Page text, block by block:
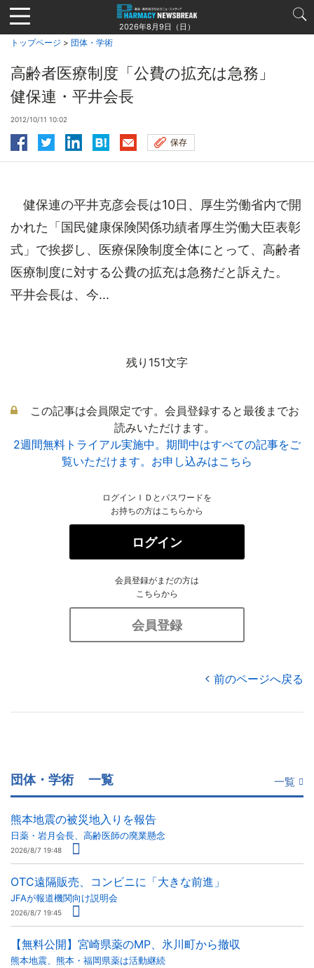
Jump
to
navigation
2026年8月9日（日）
トップページ > 団体・学術
高齢者医療制度「公費の拡充は急務」
健保連・平井会長
2012/10/11 10:02
保存
健保連の平井克彦会長は10日、厚生労働省内で開
かれた「国民健康保険関係功績者厚生労働大臣表彰
式」で挨拶し、医療保険制度全体にとって、高齢者
医療制度に対する公費の拡充は急務だと訴えた。
平井会長は、今...
残り151文字
この記事は会員限定です。会員登録すると最後までお
読みいただけます。
2週間無料トライアル実施中。期間中はすべての記事をご
覧いただけます。お申し込みはこちら
ログインＩＤとパスワードを
お持ちの方はこちらから
ログイン
会員登録がまだの方は
こちらから
会員登録
前のページへ戻る
団体・学術 一覧 一覧
熊本地震の被災地入りを報告
日薬・岩月会長、高齢医師の廃業懸念
2026/8/7 19:48
OTC遠隔販売、コンビニに「大きな前進」
JFAが報道機関向け説明会
2026/8/7 19:45
【無料公開】宮崎県薬のMP、氷川町から撤収
熊本地震、熊本・福岡県薬は活動継続